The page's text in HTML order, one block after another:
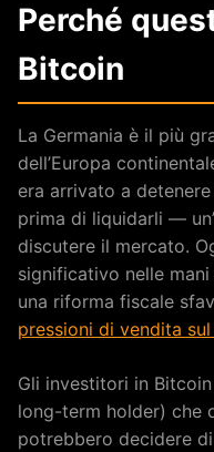
Perché
Bitcoin
La Germania è il più
dell’Europa
era arrivato a
prima di liquidarli —
discutere il mercato.
significativo nelle
una riforma fiscale
pressioni di vendita
Gli investitori in
long-term holder) che
potrebbero decidere di